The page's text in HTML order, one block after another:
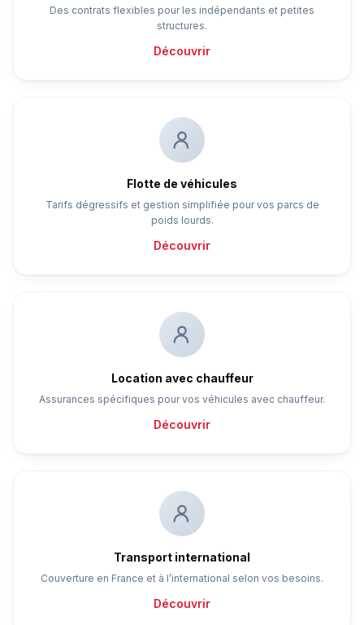
Des contrats flexibles pour les indépendants et petites
structures.
Découvrir
Flotte de véhicules
Tarifs dégressifs et gestion simplifiée pour vos parcs de
poids lourds.
Découvrir
Location avec chauffeur
Assurances spécifiques pour vos véhicules avec chauffeur.
Découvrir
Transport international
Couverture en France et à l’international selon vos besoins.
Découvrir